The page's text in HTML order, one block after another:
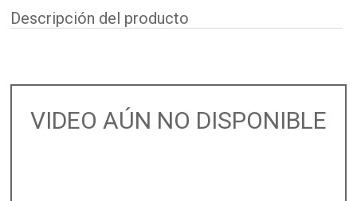
Descripción del producto
VIDEO AÚN NO DISPONIBLE